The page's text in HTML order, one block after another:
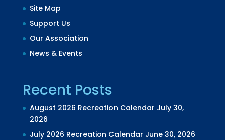
Site Map
Support Us
Our Association
News & Events
Recent Posts
August 2026 Recreation Calendar July 30,
2026
July 2026 Recreation Calendar June 30, 2026